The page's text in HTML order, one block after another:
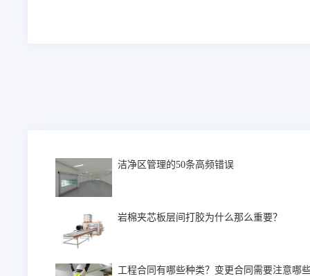
洁净区管理的50条高频错误
岩棉夹芯板层间打胶为什么那么重要？
工程合同有哪些种类？变更合同需要注意哪